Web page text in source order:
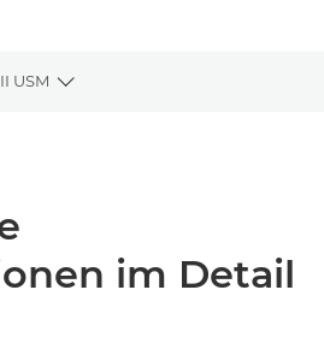
USM
Toggle breadcrumbs
im Detail